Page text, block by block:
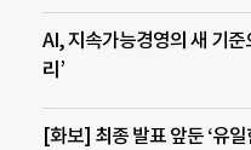
AI, 지속가능경영의 새 기
리’
[화보] 최종 발표 앞둔 ‘유